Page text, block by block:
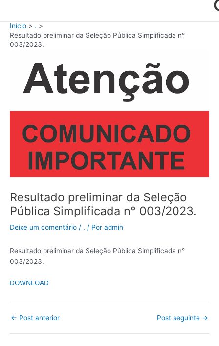
Início
.
Resultado preliminar da Seleção Pública Simplificada n°
003/2023.
Resultado preliminar da Seleção
Pública Simplificada n° 003/2023.
Deixe um comentário / . / Por admin
Resultado preliminar da Seleção Pública Simplificada n°
003/2023.
DOWNLOAD
← Post anterior Post seguinte →